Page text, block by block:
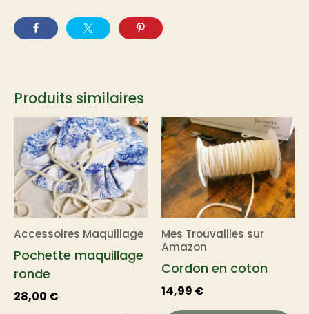
Produits similaires
Accessoires Maquillage
Pochette maquillage
ronde
28,00 €
Ce
produit
plusieurs
variations.
Les
options
peuvent
être
choisies
Mes Trouvailles sur
Amazon
Cordon en coton
14,99 €